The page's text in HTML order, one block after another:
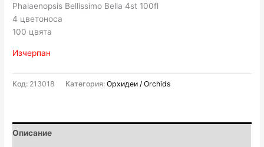
Phalaenopsis Bellissimo Bella 4st 100fl
4 цветоноса
100 цвята
Изчерпан
Код: 213018 Категория:Орхидеи / Orchids
Описание